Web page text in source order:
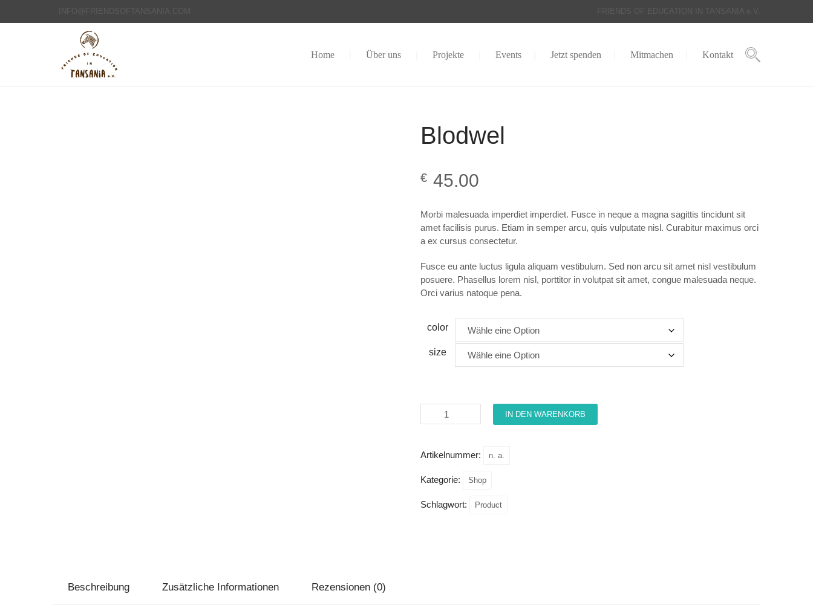
INFO@FRIENDSOFTANSANIA.COM FRIENDS OF EDUCATION IN TANSANIA e.V.
Home Über uns Projekte Events Jetzt spenden Mitmachen Kontakt
Blodwel
€ 45.00
Morbi malesuada imperdiet imperdiet. Fusce in neque a magna sagittis tincidunt sit
amet facilisis purus. Etiam in semper arcu, quis vulputate nisl. Curabitur maximus orci
a ex cursus consectetur.
Fusce eu ante luctus ligula aliquam vestibulum. Sed non arcu sit amet nisl vestibulum
posuere. Phasellus lorem nisl, porttitor in volutpat sit amet, congue malesuada neque.
Orci varius natoque pena.
color
size
IN DEN WARENKORB
Artikelnummer: n. a.
Kategorie: Shop
Schlagwort: Product
Beschreibung Zusätzliche Informationen Rezensionen (0)